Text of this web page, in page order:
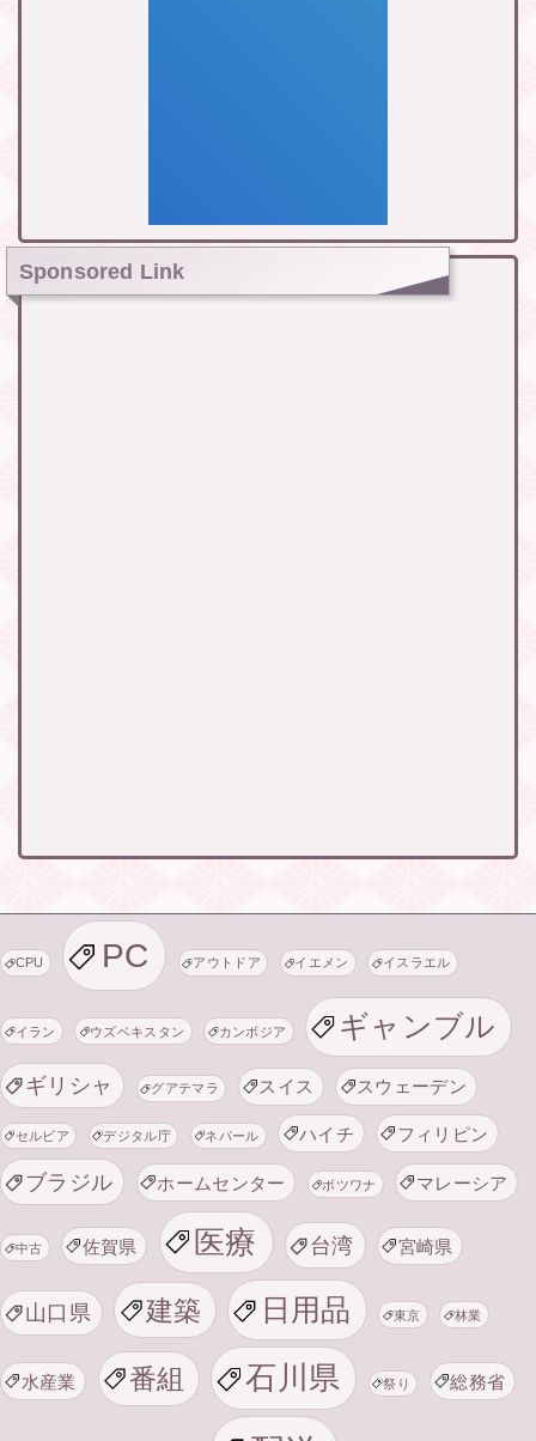
Sponsored Link
CPU PC アウトドア イエメン イスラエル
イラン ウズベキスタン カンボジア ギャンブル
ギリシャ グアテマラ スイス スウェーデン
セルビア デジタル庁 ネパール ハイチ フィリピン
ブラジル ホームセンター ボツワナ マレーシア
中古 佐賀県 医療 台湾 宮崎県
山口県 建築 日用品 東京 林業
水産業 番組 石川県 祭り 総務省